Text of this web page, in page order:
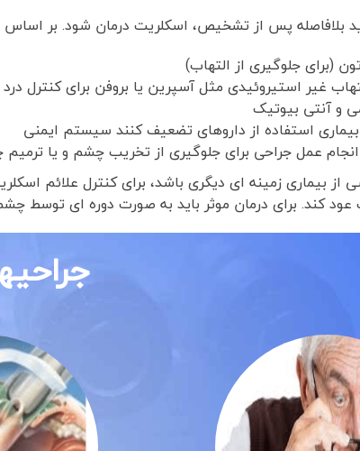
بلافاصله پس از تشخیص، اسکلریت درمان شود. بر
(برای جلوگیری از التهاب)
غیر استیروئیدی مثل آسپرین یا بروفن برای کنترل درد
و آنتی بیوتیک
استفاده از داروهای تضعیف کنند سیستم ایمنی
عمل جراحی برای جلوگیری از تخریب چشم و یا
از بیماری زمینه ای دیگری باشد، برای کنترل علائم
کند. برای درمان موثر باید به صورت دوره ای توسط